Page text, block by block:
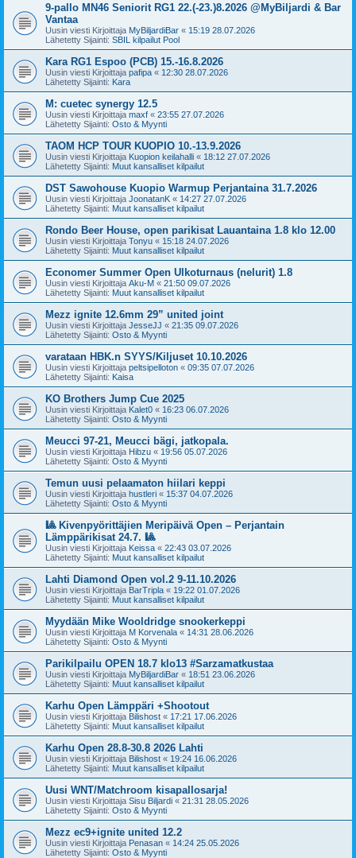
9-pallo MN46 Seniorit RG1 22.(-23.)8.2026 @MyBiljardi & Bar
Vantaa
Uusin viesti Kirjoittaja MyBiljardiBar « 15:19 28.07.2026
Lähetetty Sijainti: SBIL kilpailut Pool
Kara RG1 Espoo (PCB) 15.-16.8.2026
Uusin viesti Kirjoittaja pafipa « 12:30 28.07.2026
Lähetetty Sijainti: Kara
M: cuetec synergy 12.5
Uusin viesti Kirjoittaja maxf « 23:55 27.07.2026
Lähetetty Sijainti: Osto & Myynti
TAOM HCP TOUR KUOPIO 10.-13.9.2026
Uusin viesti Kirjoittaja Kuopion keilahalli « 18:12 27.07.2026
Lähetetty Sijainti: Muut kansalliset kilpailut
DST Sawohouse Kuopio Warmup Perjantaina 31.7.2026
Uusin viesti Kirjoittaja JoonatanK « 14:27 27.07.2026
Lähetetty Sijainti: Muut kansalliset kilpailut
Rondo Beer House, open parikisat Lauantaina 1.8 klo 12.00
Uusin viesti Kirjoittaja Tonyu « 15:18 24.07.2026
Lähetetty Sijainti: Muut kansalliset kilpailut
Economer Summer Open Ulkoturnaus (nelurit) 1.8
Uusin viesti Kirjoittaja Aku-M « 21:50 09.07.2026
Lähetetty Sijainti: Muut kansalliset kilpailut
Mezz ignite 12.6mm 29” united joint
Uusin viesti Kirjoittaja JesseJJ « 21:35 09.07.2026
Lähetetty Sijainti: Osto & Myynti
varataan HBK.n SYYS/Kiljuset 10.10.2026
Uusin viesti Kirjoittaja peltsipelloton « 09:35 07.07.2026
Lähetetty Sijainti: Kaisa
KO Brothers Jump Cue 2025
Uusin viesti Kirjoittaja Kalet0 « 16:23 06.07.2026
Lähetetty Sijainti: Osto & Myynti
Meucci 97-21, Meucci bägi, jatkopala.
Uusin viesti Kirjoittaja Hibzu « 19:56 05.07.2026
Lähetetty Sijainti: Osto & Myynti
Temun uusi pelaamaton hiilari keppi
Uusin viesti Kirjoittaja hustleri « 15:37 04.07.2026
Lähetetty Sijainti: Osto & Myynti
🎱 Kivenpyörittäjien Meripäivä Open – Perjantain
Lämppärikisat 24.7. 🎱
Uusin viesti Kirjoittaja Keissa « 22:43 03.07.2026
Lähetetty Sijainti: Muut kansalliset kilpailut
Lahti Diamond Open vol.2 9-11.10.2026
Uusin viesti Kirjoittaja BarTripla « 19:22 01.07.2026
Lähetetty Sijainti: Muut kansalliset kilpailut
Myydään Mike Wooldridge snookerkeppi
Uusin viesti Kirjoittaja M Korvenala « 14:31 28.06.2026
Lähetetty Sijainti: Osto & Myynti
Parikilpailu OPEN 18.7 klo13 #Sarzamatkustaa
Uusin viesti Kirjoittaja MyBiljardiBar « 18:51 23.06.2026
Lähetetty Sijainti: Muut kansalliset kilpailut
Karhu Open Lämppäri +Shootout
Uusin viesti Kirjoittaja Bilishost « 17:21 17.06.2026
Lähetetty Sijainti: Muut kansalliset kilpailut
Karhu Open 28.8-30.8 2026 Lahti
Uusin viesti Kirjoittaja Bilishost « 19:24 16.06.2026
Lähetetty Sijainti: Muut kansalliset kilpailut
Uusi WNT/Matchroom kisapallosarja!
Uusin viesti Kirjoittaja Sisu Biljardi « 21:31 28.05.2026
Lähetetty Sijainti: Osto & Myynti
Mezz ec9+ignite united 12.2
Uusin viesti Kirjoittaja Penasan « 14:24 25.05.2026
Lähetetty Sijainti: Osto & Myynti